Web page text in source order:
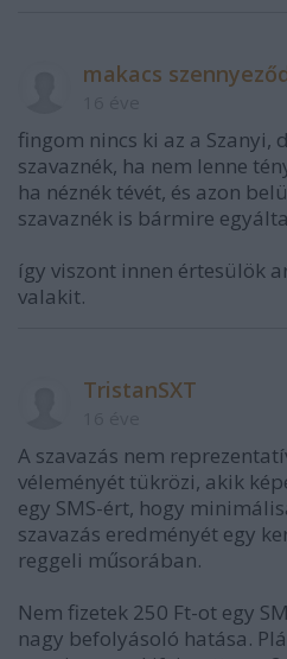
makacs
fingom nincs ki az a Szanyi,
szavaznék, ha nem lenne
ha néznék tévét, és azon
szavaznék is bármire
így viszont innen értesülök
valakit.
TristanSXT
A szavazás nem
véleményét tükrözi, akik
egy SMS-ért, hogy
szavazás eredményét egy
reggeli műsorában.
Nem fizetek 250 Ft-ot egy
nagy befolyásoló hatása.